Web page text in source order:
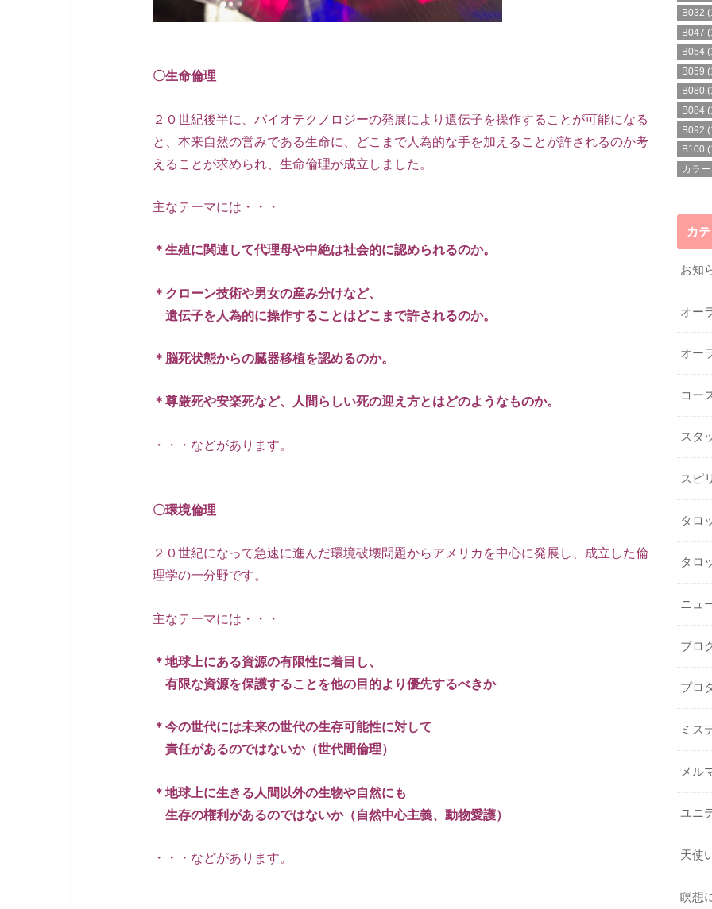
〇生命倫理
２０世紀後半に、バイオテクノロジーの発展により遺伝子を操作することが可能になる
と、本来自然の営みである生命に、どこまで人為的な手を加えることが許されるのか考
えることが求められ、生命倫理が成立しました。
主なテーマには・・・
＊生殖に関連して代理母や中絶は社会的に認められるのか。
＊クローン技術や男女の産み分けなど、
遺伝子を人為的に操作することはどこまで許されるのか。
＊脳死状態からの臓器移植を認めるのか。
＊尊厳死や安楽死など、人間らしい死の迎え方とはどのようなものか。
・・・などがあります。
〇環境倫理
２０世紀になって急速に進んだ環境破壊問題からアメリカを中心に発展し、成立した倫
理学の一分野です。
主なテーマには・・・
＊地球上にある資源の有限性に着目し、
有限な資源を保護することを他の目的より優先するべきか
＊今の世代には未来の世代の生存可能性に対して
責任があるのではないか（世代間倫理）
＊地球上に生きる人間以外の生物や自然にも
生存の権利があるのではないか（自然中心主義、動物愛護）
・・・などがあります。
B032
B047
B054
B059
B080
B084
B092
B100
カラ
カ
お知
オー
オー
コー
スタ
スピ
タロ
タロ
ニュ
ブロ
プロ
ミス
メル
ユニ
天使
瞑想